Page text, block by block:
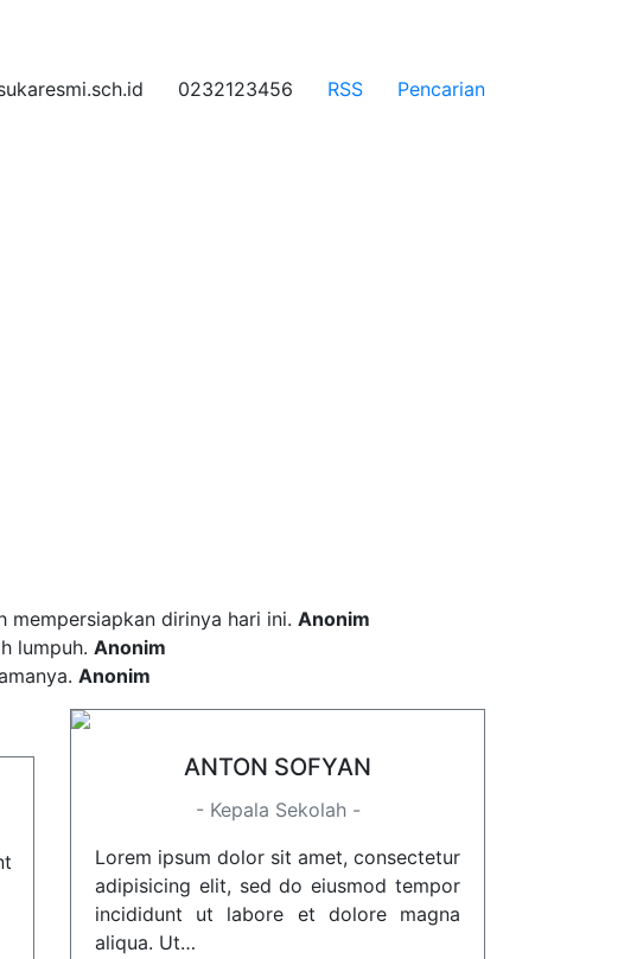
0232123456 RSS Pencarian
tempor incididunt ut labore
mempersiapkan dirinya hari ini. Anonim
lumpuh. Anonim
Anonim
ANTON SOFYAN
- Kepala Sekolah -
Lorem ipsum dolor sit amet, consectetur
adipisicing elit, sed do eiusmod tempor
incididunt ut labore et dolore magna
aliqua. Ut…